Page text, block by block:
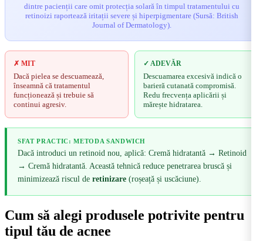
dintre pacienții care omit protecția solară în timpul tratamentului cu
retinoizi raportează iritații severe și hiperpigmentare (Sursă: British
Journal of Dermatology).
✗ MIT
Dacă pielea se descuamează,
înseamnă că tratamentul
funcționează și trebuie să
continui agresiv.
✓ ADEVĂR
Descuamarea excesivă indică o
barieră cutanată compromisă.
Redu frecvența aplicării și
mărește hidratarea.
SFAT PRACTIC: METODA SANDWICH
Dacă introduci un retinoid nou, aplică: Cremă hidratantă → Retinoid
→ Cremă hidratantă. Această tehnică reduce penetrarea bruscă și
minimizează riscul de retinizare (roșeață și uscăciune).
Cum să alegi produsele potrivite pentru
tipul tău de acnee